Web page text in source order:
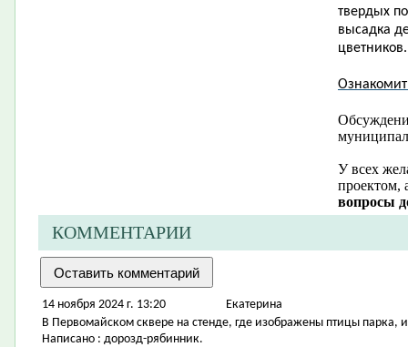
твердых
высадка
цветников.
У всех
проектом,
вопросы
КОММЕНТАРИИ
14 ноября 2024 г. 13:20
Екатерина
В Первомайском сквере на стенде, где изображены птицы парка,
Написано : дорозд-рябинник.